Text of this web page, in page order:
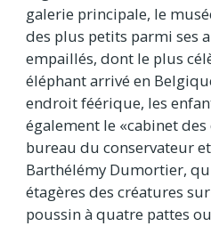
galerie principale, le
des plus petits parmi ses
empaillés, dont le plus
éléphant arrivé en
endroit féérique, les
également le «cabinet
bureau du conservateur
Barthélémy Dumortier,
étagères des créatures
poussin à quatre pattes